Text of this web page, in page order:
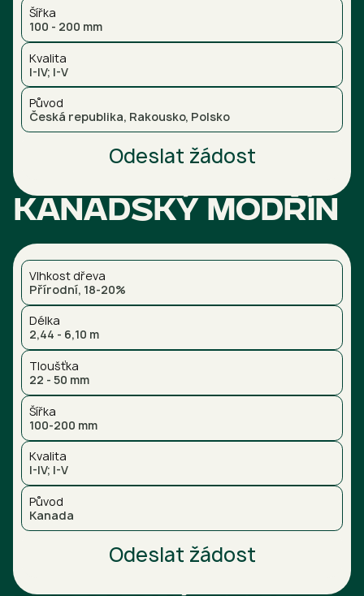
Šířka
100 - 200 mm
Kvalita
I-IV; I-V
Původ
Česká republika, Rakousko, Polsko
Odeslat žádost
Kanadský modřín
Vlhkost dřeva
Přírodní, 18-20%
Délka
2,44 - 6,10 m
Tloušťka
22 - 50 mm
Šířka
100-200 mm
Kvalita
I-IV; I-V
Původ
Kanada
Odeslat žádost